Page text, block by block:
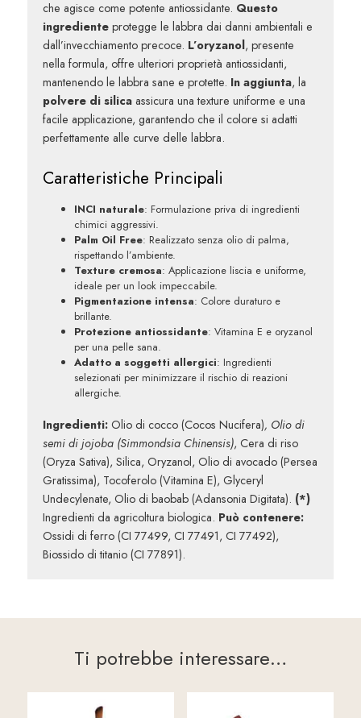
che agisce come potente antiossidante. Questo
ingrediente protegge le labbra dai danni ambientali e
dall’invecchiamento precoce. L’oryzanol, presente
nella formula, offre ulteriori proprietà antiossidanti,
mantenendo le labbra sane e protette. In aggiunta, la
polvere di silica assicura una texture uniforme e una
facile applicazione, garantendo che il colore si adatti
perfettamente alle curve delle labbra.
Caratteristiche Principali
INCI naturale: Formulazione priva di ingredienti
chimici aggressivi.
Palm Oil Free: Realizzato senza olio di palma,
rispettando l’ambiente.
Texture cremosa: Applicazione liscia e uniforme,
ideale per un look impeccabile.
Pigmentazione intensa: Colore duraturo e
brillante.
Protezione antiossidante: Vitamina E e oryzanol
per una pelle sana.
Adatto a soggetti allergici: Ingredienti
selezionati per minimizzare il rischio di reazioni
allergiche.
Ingredienti: Olio di cocco (Cocos Nucifera), Olio di
semi di jojoba (Simmondsia Chinensis), Cera di riso
(Oryza Sativa), Silica, Oryzanol, Olio di avocado (Persea
Gratissima), Tocoferolo (Vitamina E), Glyceryl
Undecylenate, Olio di baobab (Adansonia Digitata). (*)
Ingredienti da agricoltura biologica. Può contenere:
Ossidi di ferro (CI 77499, CI 77491, CI 77492),
Biossido di titanio (CI 77891).
Ti potrebbe interessare…